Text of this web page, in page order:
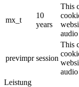
mx_t
10
years
This
previmpr session
This
Leistung